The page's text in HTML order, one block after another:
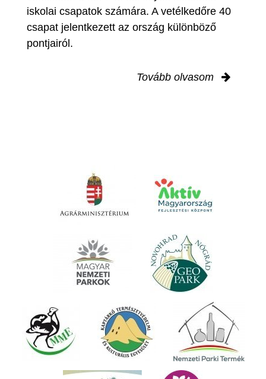
iskolai csapatok számára. A vetélkedőre 40
csapat jelentkezett az ország különböző
pontjairól.
Tovább olvasom